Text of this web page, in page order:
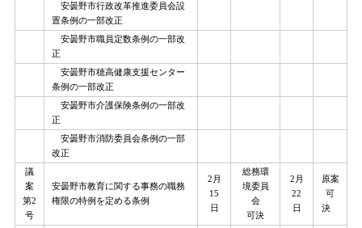
安曇野市行政改革推進委員会設
置条例の一部改正
安曇野市職員定数条例の一部改
正
安曇野市穂高健康支援センター
条例の一部改正
安曇野市介護保険条例の一部改
正
安曇野市消防委員会条例の一部
改正
議
案
第2
号
安曇野市教育に関する事務の職務
権限の特例を定める条例
2月
15
日
総務環
境委員
会
可決
2月
22
日
原案
可
決